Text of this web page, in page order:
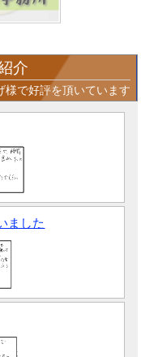
介
様で好評を頂いています
ました